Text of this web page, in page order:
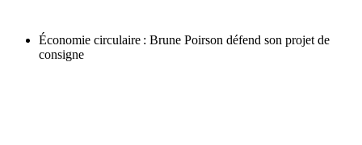
Économie circulaire : Brune Poirson défend son projet de
consigne